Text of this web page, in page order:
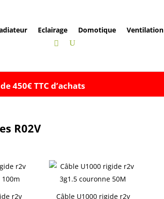
Eclairage Domotique Ventilation
450€ TTC d’achats
R02V
r2v Câble U1000 rigide r2v